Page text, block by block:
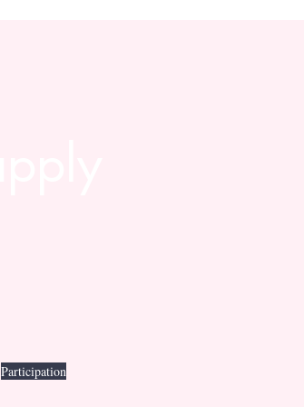
Participation